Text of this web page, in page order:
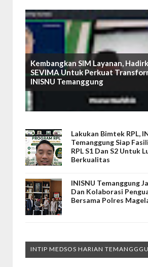
Kembangkan SIM Layanan,
SEVIMA Untuk Perkuat
INISNU Temanggung
Lakukan Bimtek RPL,
Temanggung Siap
RPL S1 Dan S2 Untuk
Berkualitas
INISNU Temanggung
Dan Kolaborasi
Bersama Polres
INTIP MEDSOS HARIAN